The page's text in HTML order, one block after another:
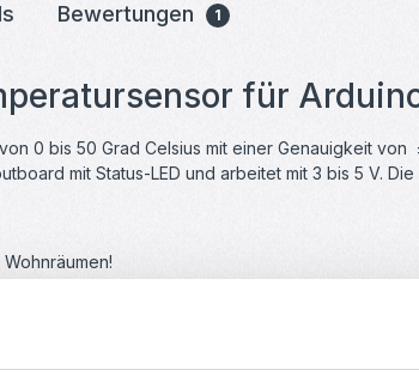
Bewertungen 1
für
0 bis 50 Grad Celsius mit einer Genauigkeit
mit Status-LED und arbeitet mit 3 bis 5 V.
um so schnell Messwerte ermitteln zu
verfügbar, so können Sie den DTH11 Sensor